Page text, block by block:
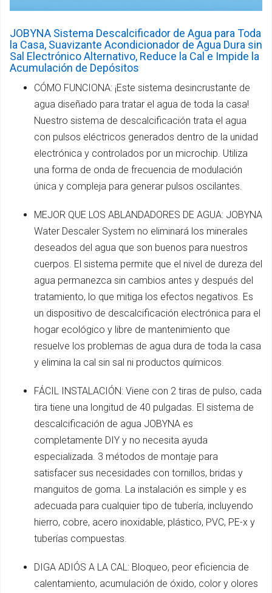
JOBYNA Sistema Descalcificador de Agua para Toda
la Casa, Suavizante Acondicionador de Agua Dura sin
Sal Electrónico Alternativo, Reduce la Cal e Impide la
Acumulación de Depósitos
CÓMO FUNCIONA: ¡Este sistema desincrustante de
agua diseñado para tratar el agua de toda la casa!
Nuestro sistema de descalcificación trata el agua
con pulsos eléctricos generados dentro de la unidad
electrónica y controlados por un microchip. Utiliza
una forma de onda de frecuencia de modulación
única y compleja para generar pulsos oscilantes.
MEJOR QUE LOS ABLANDADORES DE AGUA: JOBYNA
Water Descaler System no eliminará los minerales
deseados del agua que son buenos para nuestros
cuerpos. El sistema permite que el nivel de dureza del
agua permanezca sin cambios antes y después del
tratamiento, lo que mitiga los efectos negativos. Es
un dispositivo de descalcificación electrónica para el
hogar ecológico y libre de mantenimiento que
resuelve los problemas de agua dura de toda la casa
y elimina la cal sin sal ni productos químicos.
FÁCIL INSTALACIÓN: Viene con 2 tiras de pulso, cada
tira tiene una longitud de 40 pulgadas. El sistema de
descalcificación de agua JOBYNA es
completamente DIY y no necesita ayuda
especializada. 3 métodos de montaje para
satisfacer sus necesidades con tornillos, bridas y
manguitos de goma. La instalación es simple y es
adecuada para cualquier tipo de tubería, incluyendo
hierro, cobre, acero inoxidable, plástico, PVC, PE-x y
tuberías compuestas.
DIGA ADIÓS A LA CAL: Bloqueo, peor eficiencia de
calentamiento, acumulación de óxido, color y olores